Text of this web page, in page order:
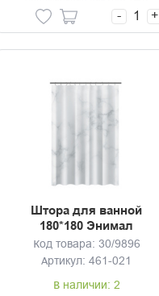
- +
Штора для ванной
180*180 Энимал
Код товара: 30/9896
Артикул: 461-021
В наличии: 2